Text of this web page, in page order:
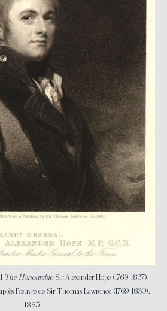
The HonourableSir Alexander Hope (1769-1837),
l’œuvre de Sir Thomas Lawrence (1769-1830),
1825.